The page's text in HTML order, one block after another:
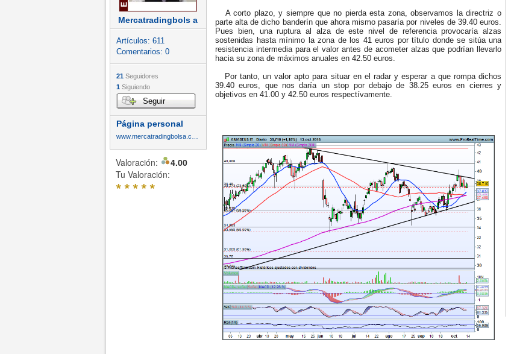
Mercatradingbols a
Artículos: 611
Comentarios: 0
21 Seguidores
1 Siguiendo
Seguir
Página personal
Valoración:
4.00
Tu Valoración:
*****
A corto plazo, y siempre que no pierda esta zona, observamos la directriz o
parte alta de dicho banderín que ahora mismo pasaría por niveles de 39.40 euros.
Pues bien, una ruptura al alza de este nivel de referencia provocaría alzas
sostenidas hasta mínimo la zona de los 41 euros por título donde se sitúa una
resistencia intermedia para el valor antes de acometer alzas que podrían llevarlo
hacia su zona de máximos anuales en 42.50 euros.
Por tanto, un valor apto para situar en el radar y esperar a que rompa dichos
39.40 euros, que nos daría un stop por debajo de 38.25 euros en cierres y
objetivos en 41.00 y 42.50 euros respectívamente.